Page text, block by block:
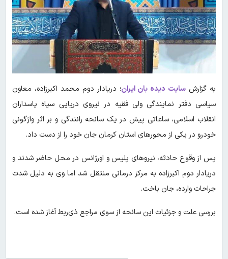
به گزارش سایت دیده بان ایران؛ دریادار دوم محمد اکبرزاده، معاون
سیاسی دفتر نمایندگی ولی فقیه در نیروی دریایی سپاه پاسداران
انقلاب اسلامی، ساعاتی پیش در یک سانحه رانندگی و بر اثر واژگونی
خودرو در یکی از محورهای استان کرمان جان خود را از دست داد.
پس از وقوع حادثه، نیروهای پلیس و اورژانس در محل حاضر شدند و
دریادار دوم اکبرزاده به مرکز درمانی منتقل شد اما وی به دلیل شدت
جراحات وارده، جان باخت.
بررسی علت و جزئیات این سانحه از سوی مراجع ذی‌ربط آغاز شده است.